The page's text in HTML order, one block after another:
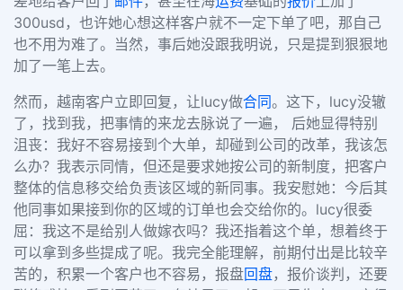
300usd，也许她心想这样客户就不一定下单了吧，那自己
也不用为难了。当然，事后她没跟我明说，只是提到狠狠地
加了一笔上去。
然而，越南客户立即回复，让lucy做合同。这下，lucy没辙
了，找到我，把事情的来龙去脉说了一遍， 后她显得特别
沮丧：我好不容易接到个大单，却碰到公司的改革，我该怎
么办？我表示同情，但还是要求她按公司的新制度，把客户
整体的信息移交给负责该区域的新同事。我安慰她：今后其
他同事如果接到你的区域的订单也会交给你的。lucy很委
屈：我这不是给别人做嫁衣吗？我还指着这个单，想着终于
可以拿到多些提成了呢。我完全能理解，前期付出是比较辛
苦的，积累一个客户也不容易，报盘回盘，报价谈判，还要